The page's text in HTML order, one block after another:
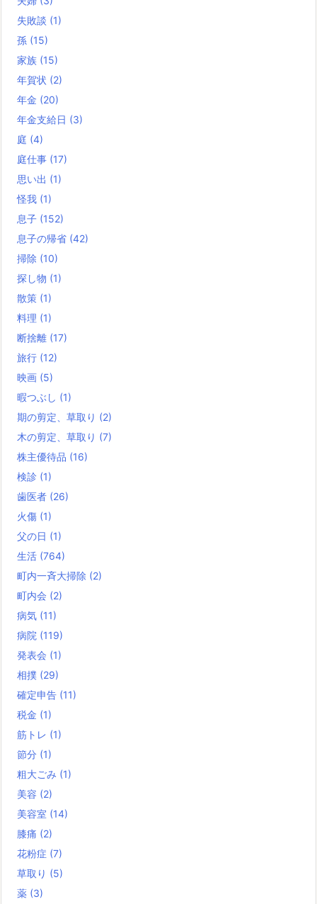
失敗談 (1)
孫 (15)
家族 (15)
年賀状 (2)
年金 (20)
年金支給日 (3)
庭 (4)
庭仕事 (17)
思い出 (1)
怪我 (1)
息子 (152)
息子の帰省 (42)
掃除 (10)
探し物 (1)
散策 (1)
料理 (1)
断捨離 (17)
旅行 (12)
映画 (5)
暇つぶし (1)
期の剪定、草取り (2)
木の剪定、草取り (7)
株主優待品 (16)
検診 (1)
歯医者 (26)
火傷 (1)
父の日 (1)
生活 (764)
町内一斉大掃除 (2)
町内会 (2)
病気 (11)
病院 (119)
発表会 (1)
相撲 (29)
確定申告 (11)
税金 (1)
筋トレ (1)
節分 (1)
粗大ごみ (1)
美容 (2)
美容室 (14)
膝痛 (2)
花粉症 (7)
草取り (5)
薬 (3)